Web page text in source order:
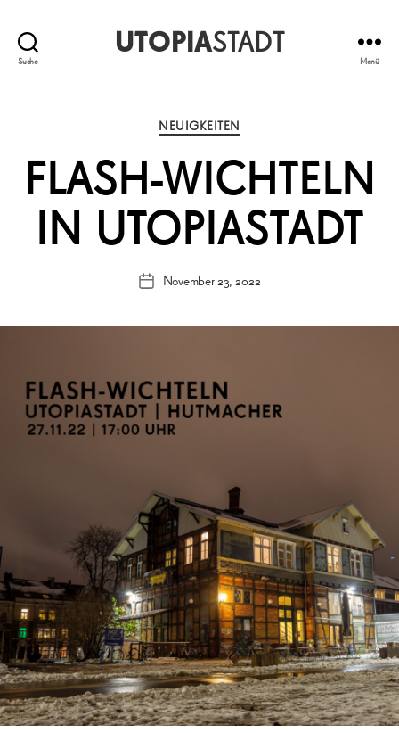
Suche
UTOPIASTADT
Menü
Kategorien
NEUIGKEITEN
FLASH-WICHTELN
IN UTOPIASTADT
Veröffentlichungsdatum
November 23, 2022